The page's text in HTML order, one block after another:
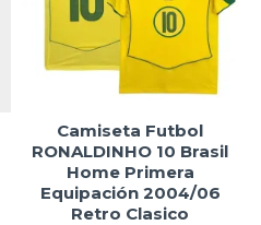
Camiseta Futbol
RONALDINHO 10 Brasil
Home Primera
Equipación 2004/06
Retro Clasico